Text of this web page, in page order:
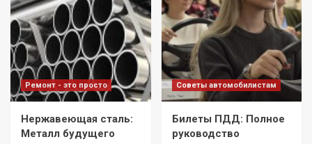
Ремонт - это просто
Нержавеющая сталь:
Металл будущего
Советы автомобилистам
Билеты ПДД: Полное
руководство